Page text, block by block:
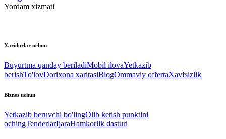
Yordam xizmati
Xaridorlar uchun
Buyurtma qanday beriladiMobil ilovaYetkazib
berishTo'lovDorixona xaritasiBlogOmmaviy offertaXavfsizlik
Biznes uchun
Yetkazib beruvchi bo'lingOlib ketish punktini
ochingTenderlarIjaraHamkorlik dasturi